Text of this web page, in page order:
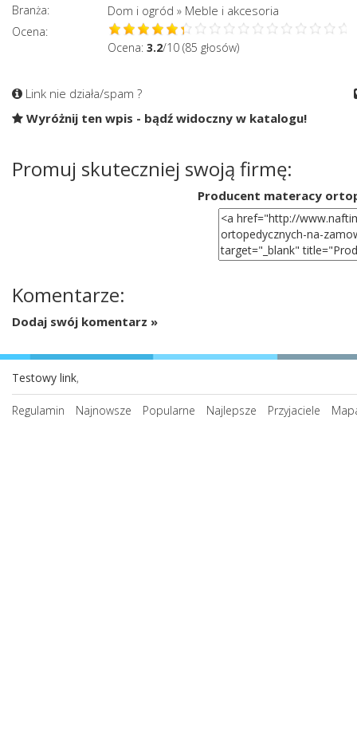
Branża: Dom i ogród » Meble i akcesoria
Ocena:
Ocena: 3.2/10 (85 głosów)
Link nie działa/spam ?
Wyróżnij ten wpis - bądź widoczny w katalogu!
Promuj skuteczniej swoją firmę:
Producent materacy
Komentarze:
Dodaj swój komentarz »
Testowy link,
Regulamin Najnowsze Popularne Najlepsze Przyjaciele